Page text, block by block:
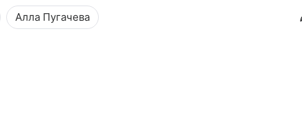
Алла Пугачева